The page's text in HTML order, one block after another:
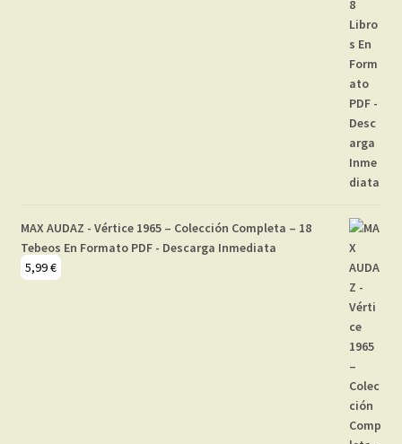
MAX AUDAZ - Vértice 1965 – Colección Completa – 18
Tebeos En Formato PDF - Descarga Inmediata
5,99€